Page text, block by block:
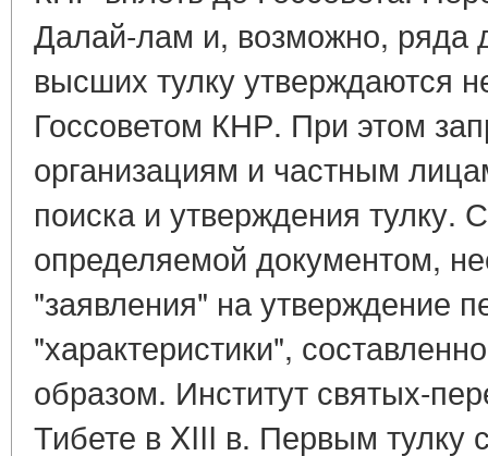
Далай-лам и, возможно, ряда
высших тулку утверждаются
Госсоветом КНР. При этом
организациям и частным
поиска и утверждения тулку.
определяемой документом,
"заявления" на утверждение
"характеристики",
образом. Институт святых-
Тибете в XIII в. Первым тулку